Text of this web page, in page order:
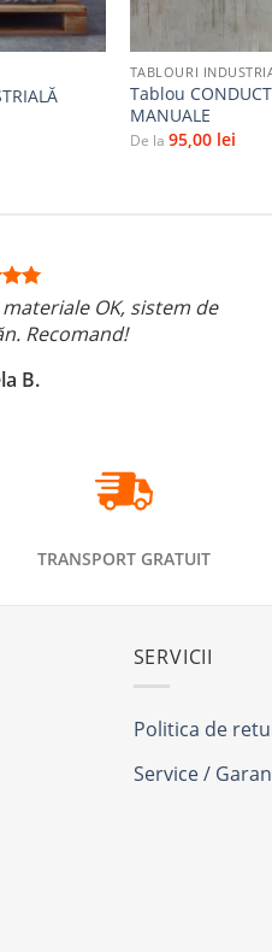
TABLOURI
Tablou
MANUALE
De la 95,00 lei
OK, sistem de
Recomand!
B.
TRANSPORT GRATUIT
SERVICII
Politica de
Service /